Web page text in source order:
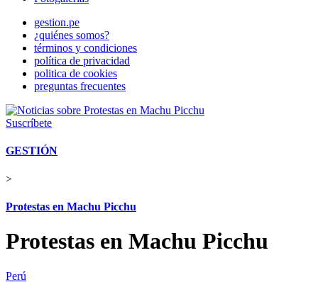
gestion.pe
¿quiénes somos?
términos y condiciones
política de privacidad
politica de cookies
preguntas frecuentes
Suscríbete
GESTIÓN
>
Protestas en Machu Picchu
Protestas en Machu Picchu
Perú